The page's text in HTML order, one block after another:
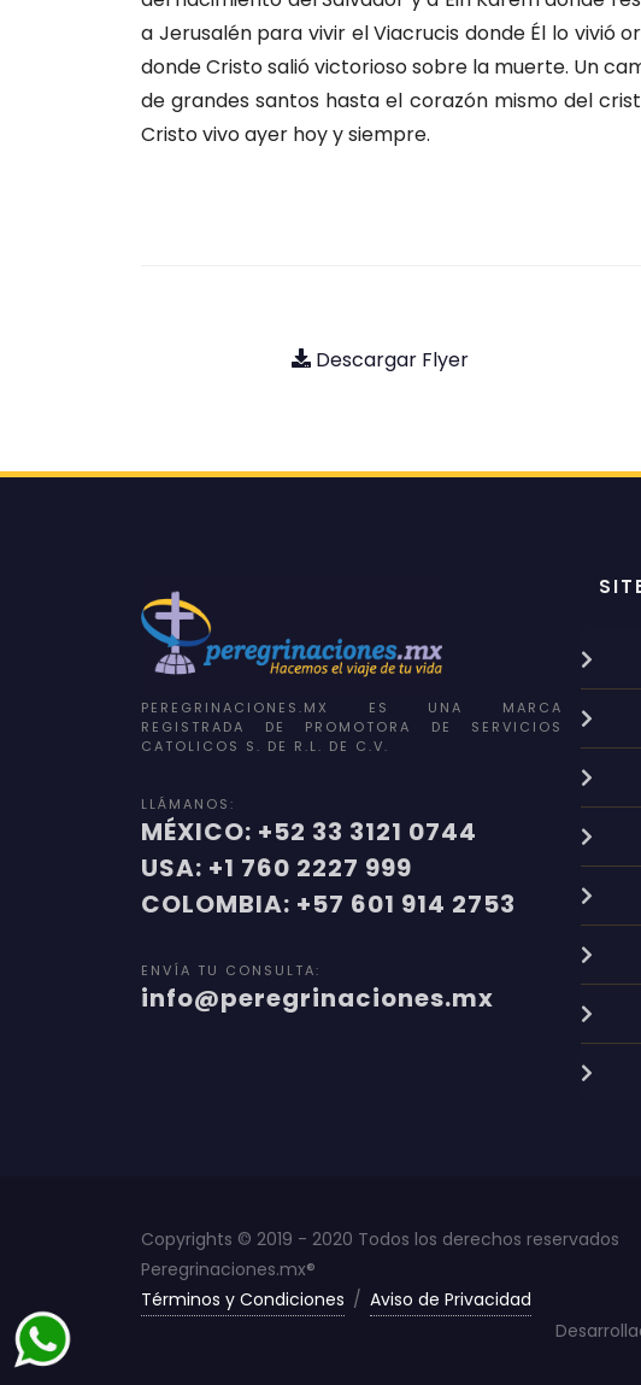
a Jerusalén para vivir el Viacrucis donde Él lo vivió
donde Cristo salió victorioso sobre la muerte. Un
de grandes santos hasta el corazón mismo del
Cristo vivo ayer hoy y siempre.
Descargar Flyer
PEREGRINACIONES.MX ES UNA MARCA
REGISTRADA DE PROMOTORA DE SERVICIOS
CATOLICOS S. DE R.L. DE C.V.
LLÁMANOS:
MÉXICO: +52 33 3121 0744
USA: +1 760 2227 999
COLOMBIA: +57 601 914 2753
ENVÍA TU CONSULTA:
info@peregrinaciones.mx
Copyrights © 2019 - 2020 Todos los derechos reservados
Peregrinaciones.mx®
Términos y Condiciones / Aviso de Privacidad